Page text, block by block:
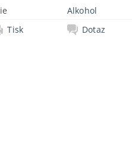
Alkohol
Tisk
Dotaz